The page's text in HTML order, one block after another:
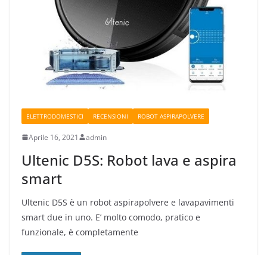
ELETTRODOMESTICI RECENSIONI ROBOT ASPIRAPOLVERE
Aprile 16, 2021 admin
Ultenic D5S: Robot lava e aspira
smart
Ultenic D5S è un robot aspirapolvere e lavapavimenti
smart due in uno. E’ molto comodo, pratico e
funzionale, è completamente